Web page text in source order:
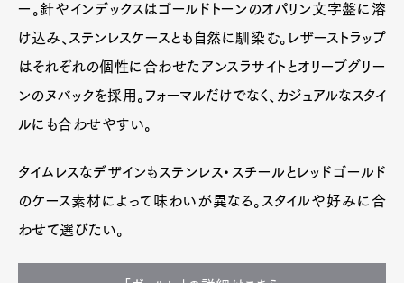
ー。針やインデックスはゴールドトーンのオパリン文字盤に溶
け込み、ステンレスケースとも自然に馴染む。レザーストラップ
はそれぞれの個性に合わせたアンスラサイトとオリーブグリー
ンのヌバックを採用。フォーマルだけでなく、カジュアルなスタイ
ルにも合わせやすい。
タイムレスなデザインもステンレス・スチールとレッドゴールド
のケース素材によって味わいが異なる。スタイルや好みに合
わせて選びたい。